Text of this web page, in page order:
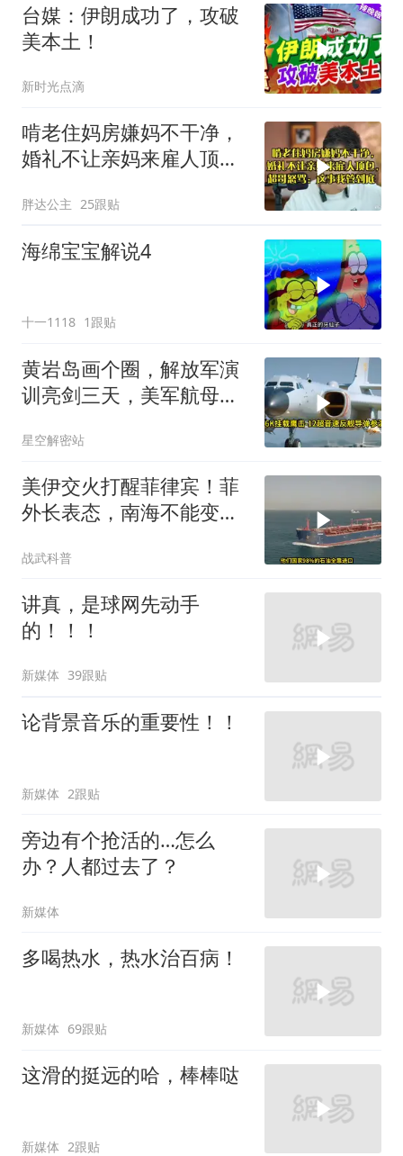
台媒：伊朗成功了，攻破
美本土！
新时光点滴
啃老住妈房嫌妈不干净，
婚礼不让亲妈来雇人顶
胖达公主 25跟贴
海绵宝宝解说4
十一1118 1跟贴
黄岩岛画个圈，解放军演
训亮剑三天，美军航母从
星空解密站
美伊交火打醒菲律宾！菲
外长表态，南海不能变成
战武科普
讲真，是球网先动手
的！！！
新媒体 39跟贴
论背景音乐的重要性！！
新媒体 2跟贴
旁边有个抢活的…怎么
办？人都过去了？
新媒体
多喝热水，热水治百病！
新媒体 69跟贴
这滑的挺远的哈，棒棒哒
新媒体 2跟贴